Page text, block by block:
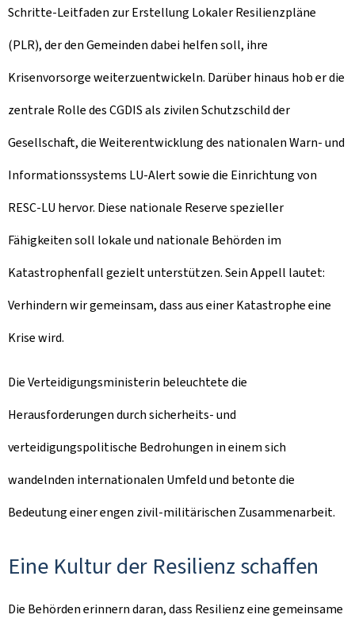
Schritte-Leitfaden zur Erstellung Lokaler Resilienzpläne
(PLR), der den Gemeinden dabei helfen soll, ihre
Krisenvorsorge weiterzuentwickeln. Darüber hinaus hob er die
zentrale Rolle des CGDIS als zivilen Schutzschild der
Gesellschaft, die Weiterentwicklung des nationalen Warn- und
Informationssystems LU-Alert sowie die Einrichtung von
RESC-LU hervor. Diese nationale Reserve spezieller
Fähigkeiten soll lokale und nationale Behörden im
Katastrophenfall gezielt unterstützen. Sein Appell lautet:
Verhindern wir gemeinsam, dass aus einer Katastrophe eine
Krise wird.
Die Verteidigungsministerin beleuchtete die
Herausforderungen durch sicherheits- und
verteidigungspolitische Bedrohungen in einem sich
wandelnden internationalen Umfeld und betonte die
Bedeutung einer engen zivil-militärischen Zusammenarbeit.
Eine Kultur der Resilienz schaffen
Die Behörden erinnern daran, dass Resilienz eine gemeinsame